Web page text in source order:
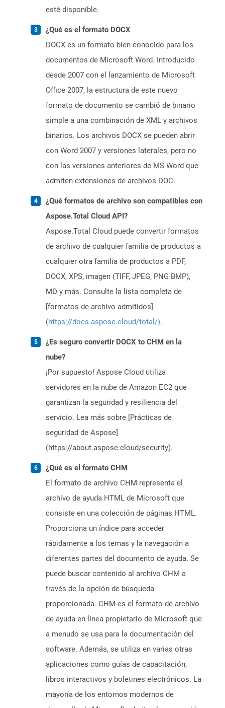
esté disponible.
¿Qué es el formato DOCX
DOCX es un formato bien conocido para los
documentos de Microsoft Word. Introducido
desde 2007 con el lanzamiento de Microsoft
Office 2007, la estructura de este nuevo
formato de documento se cambió de binario
simple a una combinación de XML y archivos
binarios. Los archivos DOCX se pueden abrir
con Word 2007 y versiones laterales, pero no
con las versiones anteriores de MS Word que
admiten extensiones de archivos DOC.
¿Qué formatos de archivo son compatibles con
Aspose.Total Cloud API?
Aspose.Total Cloud puede convertir formatos
de archivo de cualquier familia de productos a
cualquier otra familia de productos a PDF,
DOCX, XPS, imagen (TIFF, JPEG, PNG BMP),
MD y más. Consulte la lista completa de
[formatos de archivo admitidos]
(https://docs.aspose.cloud/total/).
¿Es seguro convertir DOCX to CHM en la
nube?
¡Por supuesto! Aspose Cloud utiliza
servidores en la nube de Amazon EC2 que
garantizan la seguridad y resiliencia del
servicio. Lea más sobre [Prácticas de
seguridad de Aspose]
(https://about.aspose.cloud/security).
¿Qué es el formato CHM
El formato de archivo CHM representa el
archivo de ayuda HTML de Microsoft que
consiste en una colección de páginas HTML.
Proporciona un índice para acceder
rápidamente a los temas y la navegación a
diferentes partes del documento de ayuda. Se
puede buscar contenido al archivo CHM a
través de la opción de búsqueda
proporcionada. CHM es el formato de archivo
de ayuda en línea propietario de Microsoft que
a menudo se usa para la documentación del
software. Además, se utiliza en varias otras
aplicaciones como guías de capacitación,
libros interactivos y boletines electrónicos. La
mayoría de los entornos modernos de